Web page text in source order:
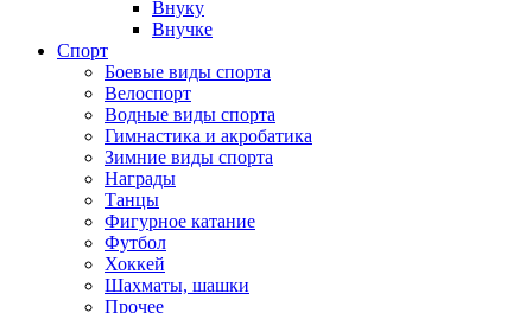
Внуку
Внучке
Спорт
Боевые виды спорта
Велоспорт
Водные виды спорта
Гимнастика и акробатика
Зимние виды спорта
Награды
Танцы
Фигурное катание
Футбол
Хоккей
Шахматы, шашки
Прочее